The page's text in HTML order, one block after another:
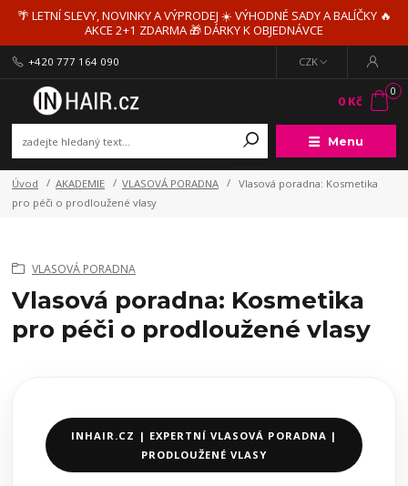
🌴 LETNÍ SLEVY, NOVINKY A VÝPRODEJ ☀️ VÝHODNÉ SADY A BALÍČKY 🔥
AKCE 2+1 ZDARMA 🎁 DÁRKY K OBJEDNÁVCE
Menu
CZK
+420 777 164 090
0
0 Kč
Úvod AKADEMIE VLASOVÁ PORADNA
Vlasová poradna: Kosmetika
pro péči o prodloužené vlasy
VLASOVÁ PORADNA
Vlasová poradna: Kosmetika
pro péči o prodloužené vlasy
INHAIR.CZ | EXPERTNÍ VLASOVÁ PORADNA |
PRODLOUŽENÉ VLASY